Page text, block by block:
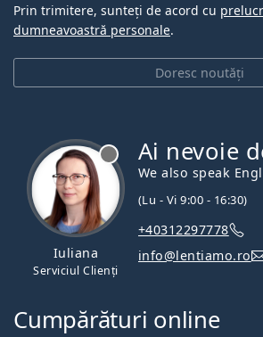
Doresc noutăți
Prin trimitere, sunteți de acord cu
dumneavoastră personale.
Iuliana
Serviciul Clienți
Ai nevoie
We also speak
(Lu - Vi 9:00 - 16:30)
+40312297778
info@lentiamo.ro
Cumpărături online